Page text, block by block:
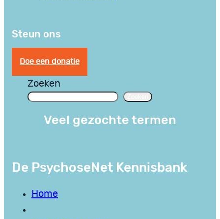
Steun ons
Doe een donatie
Zoeken
Veel gezochte termen
De PsychoseNet Kennisbank
Home